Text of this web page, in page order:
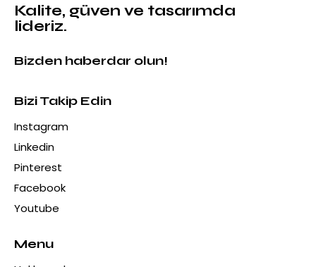
Kalite, güven ve tasarımda
lideriz.
Bizden haberdar olun!
Bizi Takip Edin
Instagram
Linkedin
Pinterest
Facebook
Youtube
Menu